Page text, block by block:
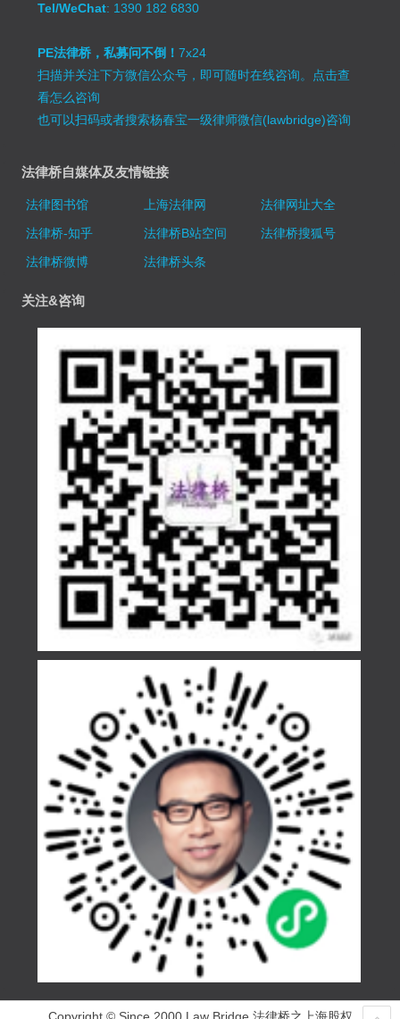
Tel/WeChat: 1390 182 6830
PE法律桥，私募问不倒！7x24
扫描并关注下方微信公众号，即可随时在线咨询。 点击查
看怎么咨询
也可以扫码或者搜索杨春宝一级律师微信(lawbridge)咨询
法律桥自媒体及友情链接
法律图书馆 上海法律网
法律网址大全
法律桥-知乎
法律桥B站空间
法律桥搜狐号
法律桥微博
法律桥头条
关注&咨询